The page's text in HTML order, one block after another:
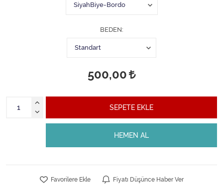
BEDEN
500,00
SEPETE EKLE
HEMEN AL
Favorilere Ekle Fiyatı Düşünce Haber Ver